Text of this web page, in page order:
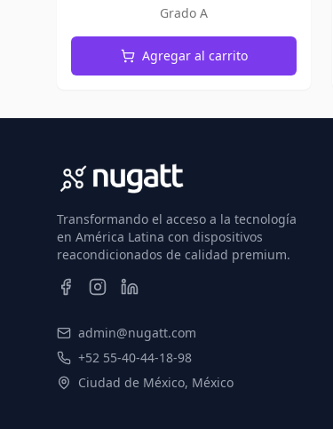
Grado A
Agregar al carrito
Transformando el acceso a la tecnología
en América Latina con dispositivos
reacondicionados de calidad premium.
admin@nugatt.com
+52 55-40-44-18-98
Ciudad de México, México